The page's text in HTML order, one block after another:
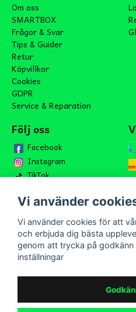
Om oss
SMARTBOX
Frågor & Svar
Tips & Guider
Retur
Köpvillkor
Cookies
GDPR
Service & Reparation
Följ oss
Facebook
Instagram
TikTok
Bli medlem i vårt
email
Mejladress
Bli medlem i vårt nyhetsbrev och
Vi använder
Vi använder cookies för att
och erbjuda dig bästa
genom att trycka på godkänn
inställningar